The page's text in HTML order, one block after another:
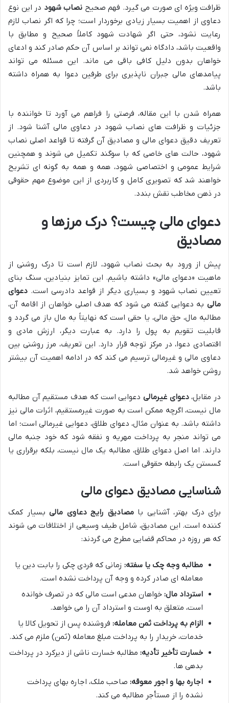
ظرافت ویژه ای صورت می گیرد. فهم صحیح نصاب شهود در این نوع
دعاوی از اهمیت بسیار زیادی برخوردار است؛ چرا که اگر نصاب لازم
رعایت نشود، حتی اگر شهادت شهود کاملاً صحیح و مطابق با
واقعیت باشد، دادگاه نمی تواند بر اساس آن حکم صادر کند و ادعای
خواهان بدون دلیل کافی باقی می ماند. این مسئله می تواند
پیامدهای مالی جبران ناپذیری برای طرفین دعوا به همراه داشته
باشد.
همراه شدن با این مقاله، فرصتی را فراهم می آورد تا خواننده با
جزئیات و ظرافت های نصاب شهود در دعاوی مالی آشنا شود. از
تعریف دقیق دعوای مالی و مصادیق آن گرفته تا قواعد اصلی نصاب
شهود، حالت های خاصی که با سوگند تکمیل می شوند و همچنین
شرایط عمومی و اختصاصی شهود، همه و همه به گونه ای تشریح
خواهند شد که تصویری کامل و کاربردی از این موضوع مهم حقوقی
در ذهن مخاطب نقش بندد.
دعوای مالی چیست؟ درک مرزها و
مصادیق
پیش از ورود به بحث نصاب شهود، لازم است تا درک روشنی از
ماهیت «دعوای مالی» داشته باشیم. این تمایز بنیادین، سنگ بنای
تعیین نصاب شهود و بسیاری دیگر از قواعد دادرسی است. دعوای
مالی به دعوایی گفته می شود که هدف اصلی خواهان از اقامه آن،
مطالبه مال، حق مالی، یا حقی است که نهایتاً به مال باز می گردد و
قابلیت تقویم به پول را دارد. به عبارت دیگر، ارزش مادی و
اقتصادی دعوا، در مرکز توجه قرار دارد. این تعریف، مرز روشنی بین
دعاوی مالی و غیرمالی ترسیم می کند که در ادامه اهمیت آن بیشتر
روشن خواهد شد.
در مقابل،دعوای غیرمالی دعوایی است که هدف مستقیم آن مطالبه
مال نیست، اگرچه ممکن است به صورت غیرمستقیم، اثرات مالی نیز
داشته باشد. به عنوان مثال، دعوای طلاق، دعوایی غیرمالی است؛ اما
می تواند منجر به پرداخت مهریه و نفقه شود که خود جنبه مالی
دارند. اما اصل دعوای طلاق، مطالبه یک مال نیست، بلکه برقراری یا
گسستن یک رابطه حقوقی است.
شناسایی مصادیق دعوای مالی
برای درک بهتر، آشنایی بامصادیق رایج دعاوی مالی بسیار کمک
کننده است. این مصادیق، شامل طیف وسیعی از اختلافات می شوند
که هر روزه در محاکم قضایی مطرح می گردند:
مطالبه وجه چک یا سفته: زمانی که فردی چکی را بابت دین یا
معامله ای صادر کرده و وجه آن پرداخت نشده است.
استرداد مال: خواهان مدعی است مالی که در تصرف خوانده
است، متعلق به اوست و استرداد آن را می خواهد.
الزام به پرداخت ثمن معامله: فروشنده پس از تحویل کالا یا
خدمات، خریدار را به پرداخت مبلغ معامله (ثمن) ملزم می کند.
خسارت تأخیر تأدیه: مطالبه خسارت ناشی از دیرکرد در پرداخت
بدهی ها.
اجاره بها و اجور معوقه: صاحب ملک، اجاره بهای پرداخت
نشده را از مستأجر مطالبه می کند.